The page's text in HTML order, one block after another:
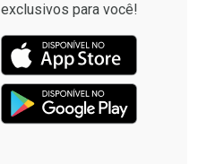
exclusivos para você!